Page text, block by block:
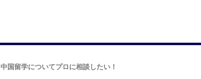
中国留学についてプロに相談したい！